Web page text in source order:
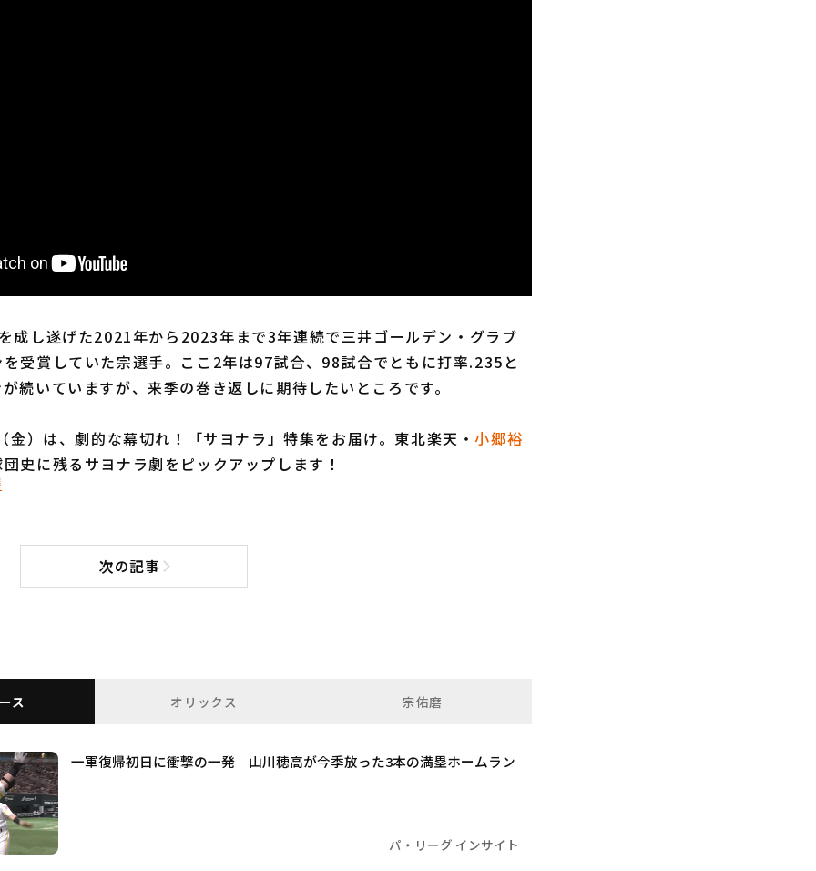
し遂げた2021年から2023年まで3年連続で三井ゴールデン・グラブ
受賞していた宗選手。ここ2年は97試合、98試合でともに打率.235と
続いていますが、来季の巻き返しに期待したいところです。
）は、劇的な幕切れ！「サヨナラ」特集をお届け。東北楽天・小郷裕
史に残るサヨナラ劇をピックアップします！
次の記事次の記事へ
ス オリックス 宗佑磨
一軍復帰初日に衝撃の一発 山川穂高が今季放った3本の満塁ホームラン
パ・リーグ インサイト